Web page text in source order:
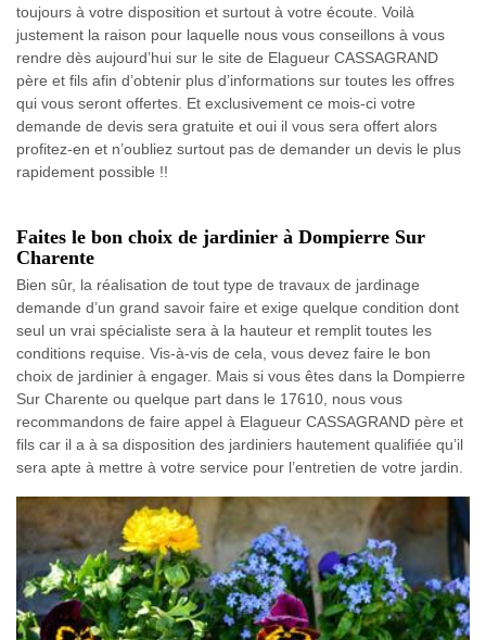
toujours à votre disposition et surtout à votre écoute. Voilà
justement la raison pour laquelle nous vous conseillons à vous
rendre dès aujourd’hui sur le site de Elagueur CASSAGRAND
père et fils afin d’obtenir plus d’informations sur toutes les offres
qui vous seront offertes. Et exclusivement ce mois-ci votre
demande de devis sera gratuite et oui il vous sera offert alors
profitez-en et n’oubliez surtout pas de demander un devis le plus
rapidement possible !!
Faites le bon choix de jardinier à Dompierre Sur
Charente
Bien sûr, la réalisation de tout type de travaux de jardinage
demande d’un grand savoir faire et exige quelque condition dont
seul un vrai spécialiste sera à la hauteur et remplit toutes les
conditions requise. Vis-à-vis de cela, vous devez faire le bon
choix de jardinier à engager. Mais si vous êtes dans la Dompierre
Sur Charente ou quelque part dans le 17610, nous vous
recommandons de faire appel à Elagueur CASSAGRAND père et
fils car il a à sa disposition des jardiniers hautement qualifiée qu’il
sera apte à mettre à votre service pour l’entretien de votre jardin.